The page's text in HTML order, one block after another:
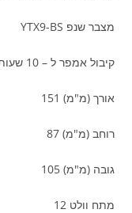
מצבר שנפ YTX9-BS
קיבול אמפר ל – 10 שעות 9
אורך (מ"מ) 151
רוחב (מ"מ) 87
גובה (מ"מ) 105
מתח וולט 12